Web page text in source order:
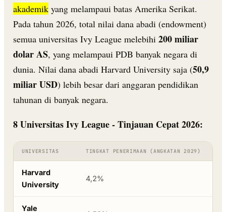
akademik yang melampaui batas Amerika Serikat.
Pada tahun 2026, total nilai dana abadi (endowment)
semua universitas Ivy League melebihi 200 miliar
dolar AS, yang melampaui PDB banyak negara di
dunia. Nilai dana abadi Harvard University saja (50,9
miliar USD) lebih besar dari anggaran pendidikan
tahunan di banyak negara.
8 Universitas Ivy League - Tinjauan Cepat 2026:
UNIVERSITAS TINGKAT PENERIMAAN (ANGKATAN 2029)
Harvard
University
4,2%
Yale